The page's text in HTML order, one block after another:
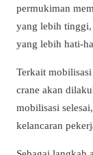
permukiman
yang lebih tinggi,
yang lebih hati-
Terkait
crane akan
mobilisasi
kelancaran